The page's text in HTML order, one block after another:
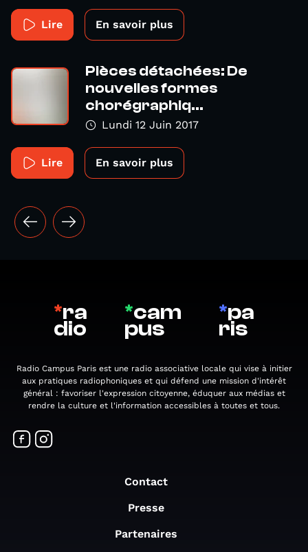
Lire En savoir plus
Pièces détachées: De
nouvelles formes
chorégraphiq...
Lundi 12 Juin 2017
Lire En savoir plus
*ra
dio
*cam
pus
*pa
ris
Radio Campus Paris est une radio associative locale qui vise à initier
aux pratiques radiophoniques et qui défend une mission d'intérêt
général : favoriser l'expression citoyenne, éduquer aux médias et
rendre la culture et l'information accessibles à toutes et tous.
Contact
Presse
Partenaires